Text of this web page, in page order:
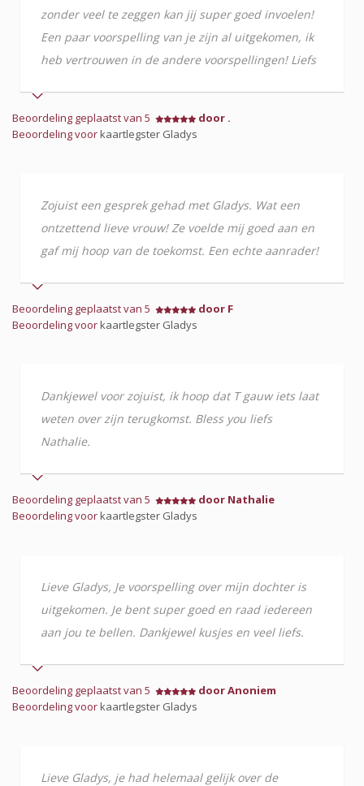
zonder veel te zeggen kan jij super goed invoelen!
Een paar voorspelling van je zijn al uitgekomen, ik
heb vertrouwen in de andere voorspellingen! Liefs
Beoordeling geplaatst van 5
door .
Beoordeling voorkaartlegster Gladys
Zojuist een gesprek gehad met Gladys. Wat een
ontzettend lieve vrouw! Ze voelde mij goed aan en
gaf mij hoop van de toekomst. Een echte aanrader!
Beoordeling geplaatst van 5
door F
Beoordeling voorkaartlegster Gladys
Dankjewel voor zojuist, ik hoop dat T gauw iets laat
weten over zijn terugkomst. Bless you liefs
Nathalie.
Beoordeling geplaatst van 5
door Nathalie
Beoordeling voorkaartlegster Gladys
Lieve Gladys, Je voorspelling over mijn dochter is
uitgekomen. Je bent super goed en raad iedereen
aan jou te bellen. Dankjewel kusjes en veel liefs.
Beoordeling geplaatst van 5
door Anoniem
Beoordeling voorkaartlegster Gladys
Lieve Gladys, je had helemaal gelijk over de